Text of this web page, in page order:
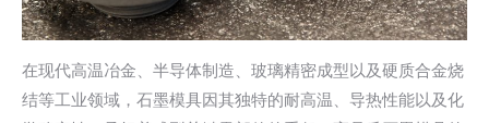
在现代高温冶金、半导体制造、玻璃精密成型以及硬质合金烧
结等工业领域，石墨模具因其独特的耐高温、导热性能以及化